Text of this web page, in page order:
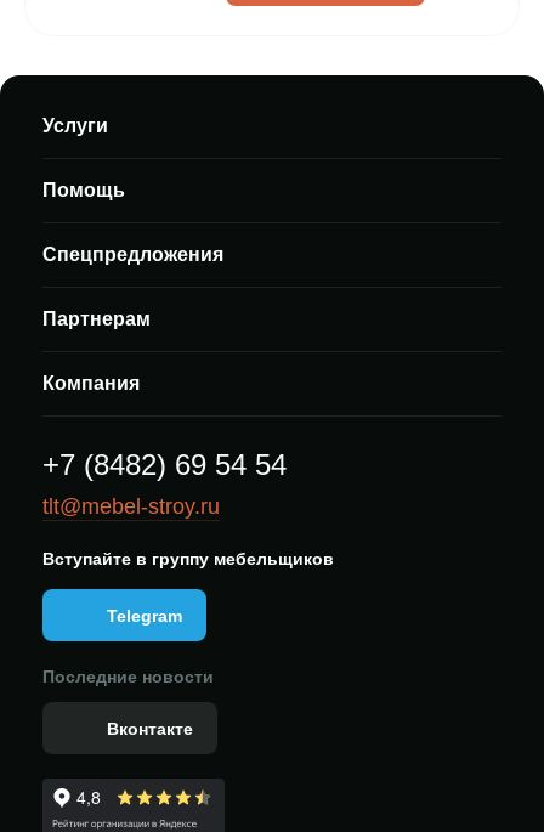
Услуги
Помощь
Спецпредложения
Партнерам
Компания
+7 (8482) 69 54 54
tlt@mebel-stroy.ru
Вступайте в группу мебельщиков
Telegram
Последние новости
Вконтакте